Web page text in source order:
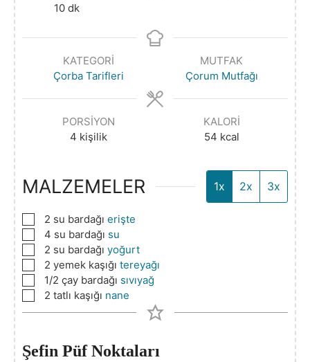
10 dk
KATEGORI
Çorba Tarifleri
MUTFAK
Çorum Mutfağı
PORSIYON
4 kişilik
KALORI
54 kcal
MALZEMELER 1x 2x 3x
▢
2 su bardağı erişte
▢
4 su bardağı su
▢
2 su bardağı yoğurt
▢
2 yemek kaşığı tereyağı
▢1/2 çay bardağı sıvıyağ
▢
2 tatlı kaşığı nane
Şefin Püf Noktaları